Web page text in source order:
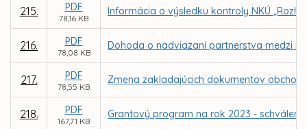
215. PDF
78,16 KB
Informácia o výsledku kontroly NKÚ
216. PDF
78,08 KB
Dohoda o nadviazaní partnerstva medzi
217. PDF
78,55 KB
Zmena zakladajúcich dokumentov
218. PDF
167,71 KB
Grantový program na rok 2023 -